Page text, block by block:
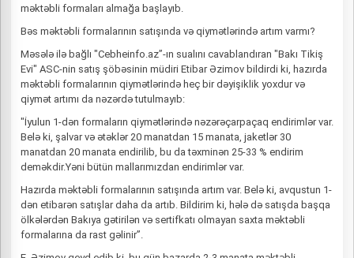
məktəbli formaları almağa başlayıb.
Bəs məktəbli formalarının satışında və qiymətlərində artım varmı?
Məsələ ilə bağlı "Cebheinfo.az”-ın sualını cavablandıran "Bakı Tikiş
Evi" ASC-nin satış şöbəsinin müdiri Etibar Əzimov bildirdi ki, hazırda
məktəbli formalarının qiymətlərində heç bir dəyişiklik yoxdur və
qiymət artımı da nəzərdə tutulmayıb:
"İyulun 1-dən formaların qiymətlərində nəzərəçarpaçaq endirimlər var.
Belə ki, şalvar və ətəklər 20 manatdan 15 manata, jaketlər 30
manatdan 20 manata endirilib, bu da təxminən 25-33 % endirim
deməkdir.Yəni bütün mallarımızdan endirimlər var.
Hazırda məktəbli formalarının satışında artım var. Belə ki, avqustun 1-
dən etibarən satışlar daha da artıb. Bildirim ki, hələ də satışda başqa
ölkələrdən Bakıya gətirilən və sertifkatı olmayan saxta məktəbli
formalarına da rast gəlinir”.